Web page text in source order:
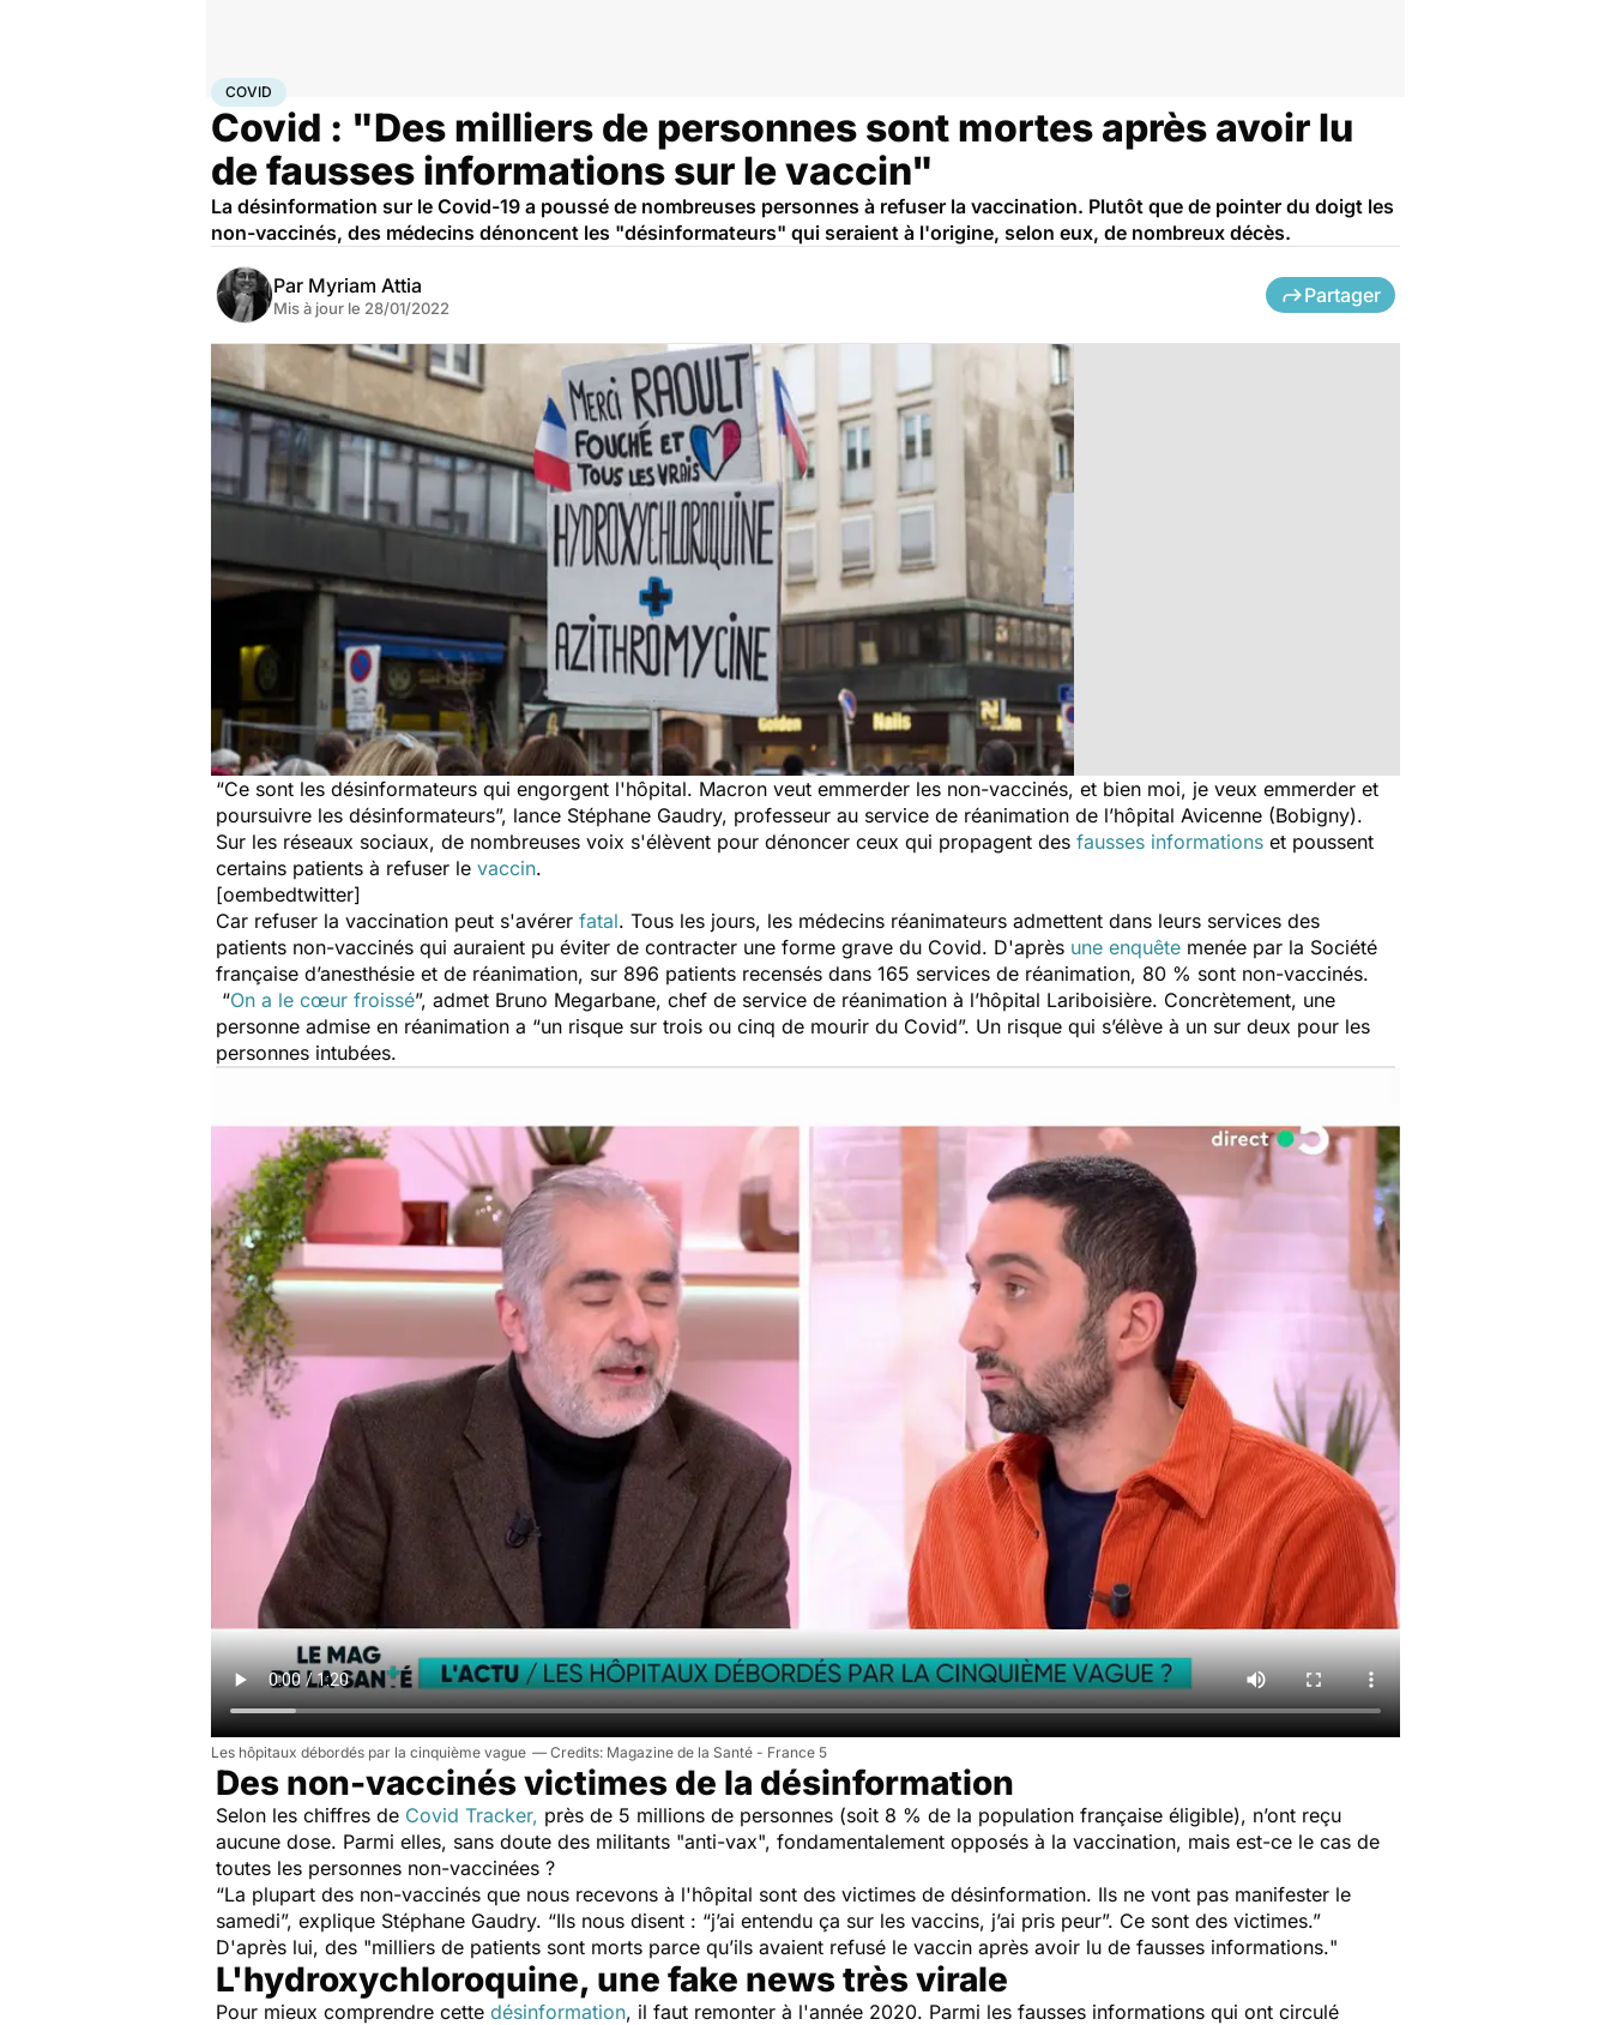
AccueilSanté
COVID
Covid : "Des milliers de personnes sont mortes après avoir lu
de fausses informations sur le vaccin"
La désinformation sur le Covid-19 a poussé de nombreuses personnes à refuser la vaccination. Plutôt que de pointer du doigt les
non-vaccinés, des médecins dénoncent les "désinformateurs" qui seraient à l'origine, selon eux, de nombreux décès.
Par Myriam Attia
Mis à jour le 28/01/2022
Partager
“Ce sont les désinformateurs qui engorgent l'hôpital. Macron veut emmerder les non-vaccinés, et bien moi, je veux emmerder et
poursuivre les désinformateurs”, lance Stéphane Gaudry, professeur au service de réanimation de l’hôpital Avicenne (Bobigny).
Sur les réseaux sociaux, de nombreuses voix s'élèvent pour dénoncer ceux qui propagent des fausses informations et poussent
certains patients à refuser le vaccin.
[oembedtwitter]
Car refuser la vaccination peut s'avérer fatal. Tous les jours, les médecins réanimateurs admettent dans leurs services des
patients non-vaccinés qui auraient pu éviter de contracter une forme grave du Covid. D'après une enquête menée par la Société
française d’anesthésie et de réanimation, sur 896 patients recensés dans 165 services de réanimation, 80 % sont non-vaccinés.
“On a le cœur froissé”, admet Bruno Megarbane, chef de service de réanimation à l’hôpital Lariboisière. Concrètement, une
personne admise en réanimation a “un risque sur trois ou cinq de mourir du Covid”. Un risque qui s’élève à un sur deux pour les
personnes intubées.
Les hôpitaux débordés par la cinquième vague Magazine de la Santé - France 5
Des non-vaccinés victimes de la désinformation
Selon les chiffres de Covid Tracker, près de 5 millions de personnes (soit 8 % de la population française éligible), n’ont reçu
aucune dose. Parmi elles, sans doute des militants "anti-vax", fondamentalement opposés à la vaccination, mais est-ce le cas de
toutes les personnes non-vaccinées ?
“La plupart des non-vaccinés que nous recevons à l'hôpital sont des victimes de désinformation. Ils ne vont pas manifester le
samedi”, explique Stéphane Gaudry. “Ils nous disent : “j’ai entendu ça sur les vaccins, j’ai pris peur”. Ce sont des victimes.”
D'après lui, des "milliers de patients sont morts parce qu’ils avaient refusé le vaccin après avoir lu de fausses informations."
L'hydroxychloroquine, une fake news très virale
Pour mieux comprendre cette désinformation, il faut remonter à l'année 2020. Parmi les fausses informations qui ont circulé